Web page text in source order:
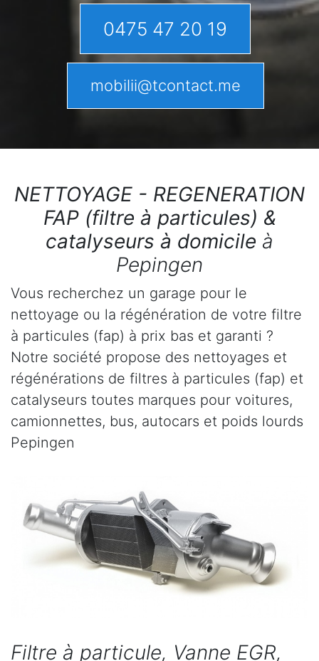
0475 47 20 19
mobilii@tcontact.me
NETTOYAGE - REGENERATION
FAP (filtre à particules) &
catalyseurs à domicile à
Pepingen
Vous recherchez un garage pour le
nettoyage ou la régénération de votre filtre
à particules (fap) à prix bas et garanti ?
Notre société propose des nettoyages et
régénérations de filtres à particules (fap) et
catalyseurs toutes marques pour voitures,
camionnettes, bus, autocars et poids lourds
Pepingen
Filtre à particule, Vanne EGR,